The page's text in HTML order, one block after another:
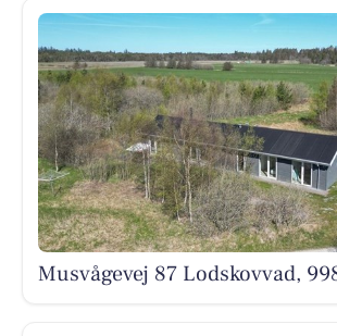
Musvågevej 87 Lodskovvad,